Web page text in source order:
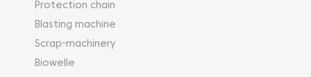
Protection chain
Blasting machine
Scrap-machinery
Biowelle